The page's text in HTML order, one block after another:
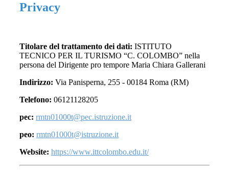
Privacy
Titolare del trattamento dei dati: ISTITUTO
TECNICO PER IL TURISMO “C. COLOMBO” nella
persona del Dirigente pro tempore Maria Chiara Gallerani
Indirizzo: Via Panisperna, 255 - 00184 Roma (RM)
Telefono: 06121128205
pec: rmtn01000t@pec.istruzione.it
peo: rmtn01000t@istruzione.it
Website: https://www.ittcolombo.edu.it/